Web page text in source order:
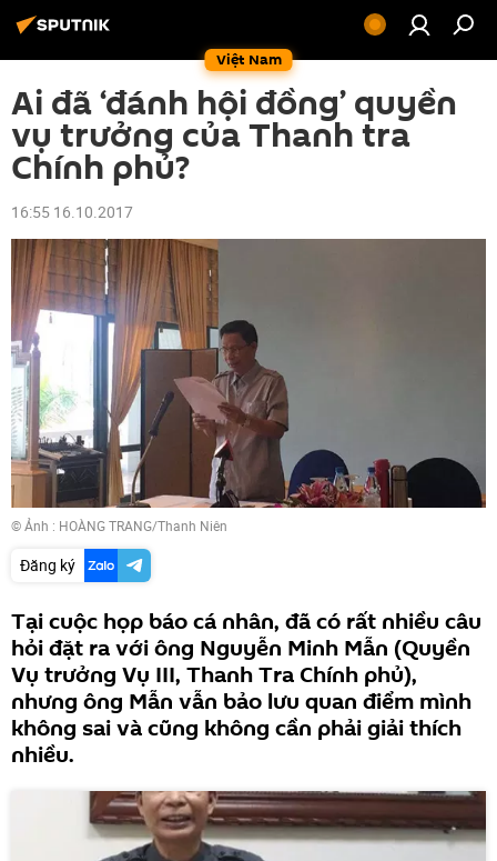
Việt Nam
Ai đã ‘đánh hội đồng’ quyền
vụ trưởng của Thanh tra
Chính phủ?
16:55 16.10.2017
© Ảnh : HOÀNG TRANG/Thanh Niên
Đăng ký
Tại cuộc họp báo cá nhân, đã có rất nhiều câu
hỏi đặt ra với ông Nguyễn Minh Mẫn (Quyền
Vụ trưởng Vụ III, Thanh Tra Chính phủ),
nhưng ông Mẫn vẫn bảo lưu quan điểm mình
không sai và cũng không cần phải giải thích
nhiều.